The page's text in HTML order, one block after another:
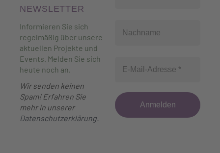
NEWSLETTER
Informieren Sie sich
regelmäßig über unsere
aktuellen Projekte und
Events. Melden Sie sich
heute noch an.
Wir senden keinen
Spam! Erfahren Sie
mehr in unserer
Datenschutzerklärung.